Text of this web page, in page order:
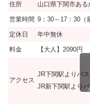
住所 山口県下関市あ
営業時間 9：30～17：30（
定休日 年中無休
料金 【大人】2090
アクセス
JR下関駅よりバ
JR新下関駅より